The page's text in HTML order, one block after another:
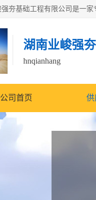
湖南业峻强
hnqianhang
公司首页 供